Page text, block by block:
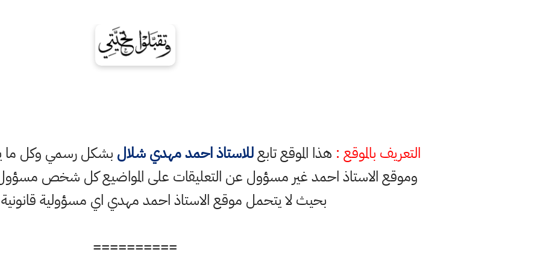
التعريف بالموقع : هذا الموقع تابعللاستاذ احمد مهدي شلال بشكل رسمي وكل ما
وموقع الاستاذ احمد غير مسؤول عن التعليقات على المواضيع كل شخص مسؤول
بحيث لا يتحمل موقع الاستاذ احمد مهدي اي مسؤولية
==========